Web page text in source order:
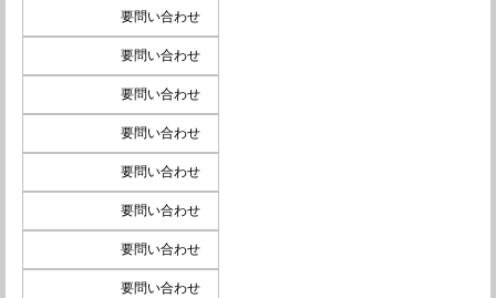
要問い合わせ
要問い合わせ
要問い合わせ
要問い合わせ
要問い合わせ
要問い合わせ
要問い合わせ
要問い合わせ